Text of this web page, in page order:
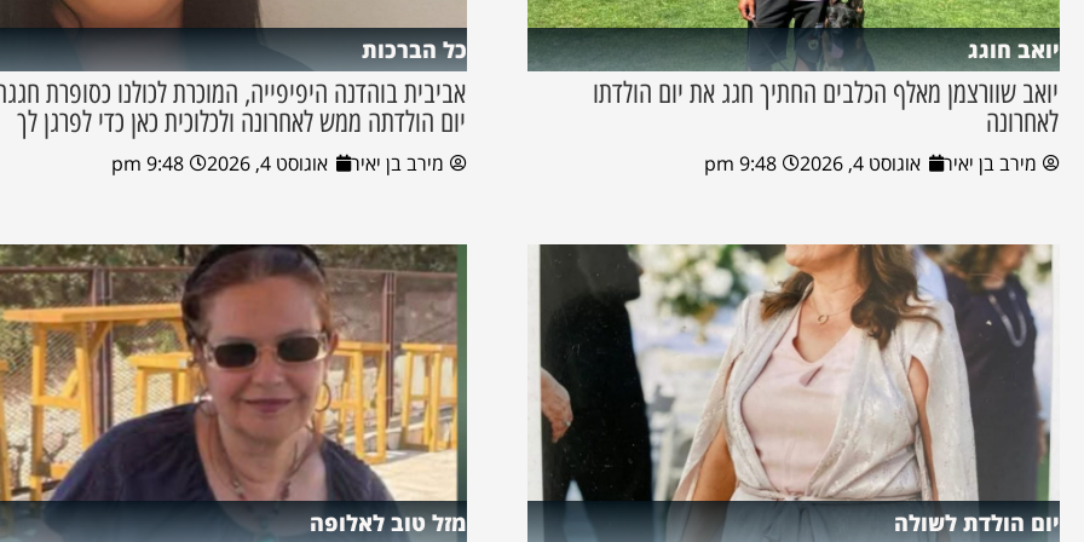
יואב חוגג
יואב שוורצמן מאלף הכלבים החתיך חגג את יום הולדתו
לאחרונה
מירב בן יאיר אוגוסט 4, 2026 9:48 pm
כל הברכות
אביבית בוהדנה היפיפייה, המוכרת לכולנו כסופרת
יום הולדתה ממש לאחרונה ולכלוכית כאן כדי לפרגן לך
מירב בן יאיר אוגוסט 4, 2026 9:48 pm
יום הולדת לשולה מזל טוב לאלופה